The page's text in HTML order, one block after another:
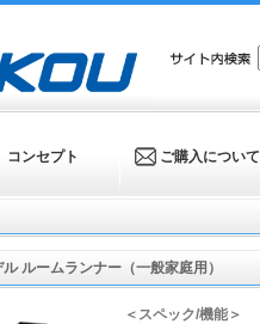
コンセプト ご購入について
ルームランナー（一般家庭用）
＜スペック/機能＞